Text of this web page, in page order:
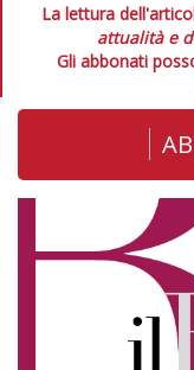
La lettura
attualità e
Gli abbonati